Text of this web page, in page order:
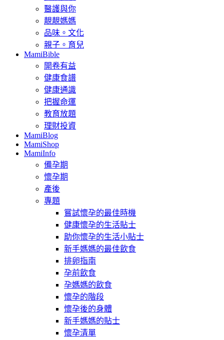
醫護與你
靚靚媽媽
品味。文化
親子。育兒
MamiBible
開卷有益
健康食譜
健康通識
把握命運
教育放題
理財投資
MamiBlog
MamiShop
MamiInfo
備孕期
懷孕期
產後
專題
嘗試懷孕的最佳時機
健康懷孕的生活貼士
助你懷孕的生活小貼士
新手媽媽的最佳飲食
排卵指南
孕前飲食
孕媽媽的飲食
懷孕的階段
懷孕後的身體
新手媽媽的貼士
懷孕清單